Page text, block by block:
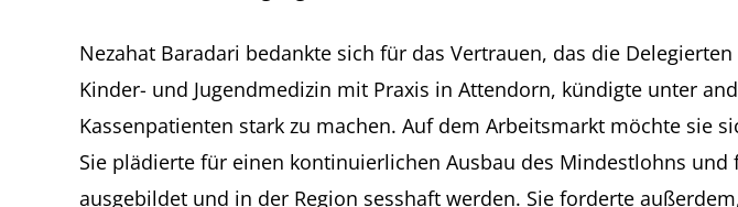
Nezahat Baradari bedankte sich für das Vertrauen, das die
Kinder- und Jugendmedizin mit Praxis in Attendorn, kündigte unter
Kassenpatienten stark zu machen. Auf dem Arbeitsmarkt möchte sie
Sie plädierte für einen kontinuierlichen Ausbau des Mindestlohns
ausgebildet und in der Region sesshaft werden. Sie forderte